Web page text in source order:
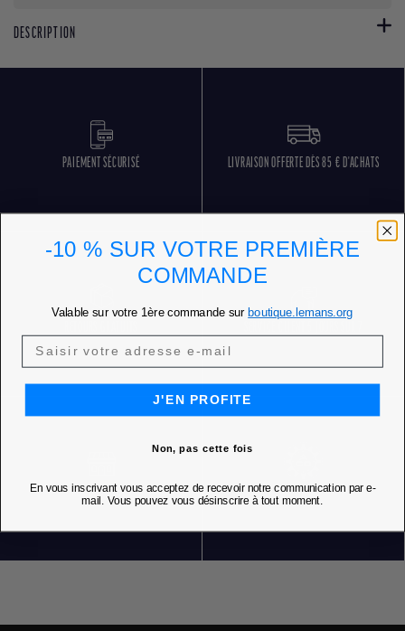
DESCRIPTION
PAIEMENT SÉCURISÉ LIVRAISON OFFERTE DÈS 85 € D'ACHATS
NOS BOUTIQUES
-10 % SUR VOTRE PREMIÈRE
COMMANDE
Valable sur votre 1ère commande sur boutique.lemans.org
J'EN PROFITE
Non, pas cette fois
En vous inscrivant vous acceptez de recevoir notre communication par e-
mail. Vous pouvez vous désinscrire à tout moment.